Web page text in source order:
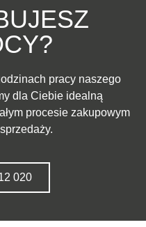
pracy naszego
dla Ciebie idealną
procesie zakupowym
020